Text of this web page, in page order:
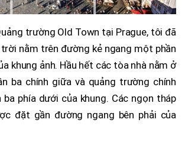
trường Old Town tại Prague, tôi đã
nằm trên đường kẻ ngang một phần
khung ảnh. Hầu hết các tòa nhà nằm ở
ba chính giữa và quảng trường chính
phía dưới của khung. Các ngọn tháp
đặt gần đường ngang bên phải của